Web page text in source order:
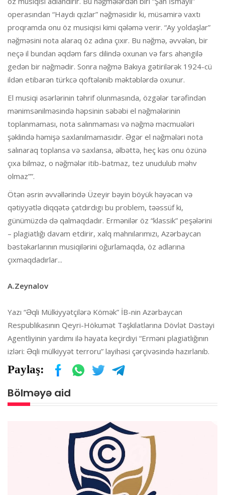
operasından “Haydı qızlar” nəğməsidir ki, müsamirə vaxtı
proqramda onu öz musiqisi kimi qələmə verir. “Ay yoldaşlar”
nəğməsini nota alaraq öz adına çıxır. Bu nəğmə, əvvələn, bir
neçə il bundan əqdəm fars dilində oxunan və fars ahəngilə
gedən bir nəğmədir. Sonra nəğmə Bakıya gətirilərək 1924-cü
ildən etibarən türkcə qoftələnib məktəblərdə oxunur.
El musiqi əsərlərinin təhrif olunmasında, özgələr tərəfindən
mənimsənilməsində həpsinin səbəbi el nəğmələrinin
toplanmaması, nota salınmaması və nəğmə məcmuələri
şəklində həmişə saxlanılmamasıdır. Əgər el nəğmələri nota
salınaraq toplansa və saxlansa, əlbəttə, heç kəs onu özünə
çıxa bilməz, o nəğmələr itib-batmaz, tez unudulub məhv
olmaz””.
Ötən əsrin əvvəllərində Üzeyir bəyin böyük həyəcan və
qətiyyətlə diqqətə çatdırdıgı bu problem, təəssüf ki,
günümüzdə də qalmaqdadır. Ermənilər öz “klassik” peşələrini
– plagiatlığı davam etdirir, xalq mahnılarımızı, Azərbaycan
bəstəkarlarının musiqilərini oğurlamaqda, öz adlarına
çıxmaqdadırlar...
A.Zeynalov
Yazı “Əqli Mülkiyyətçilərə Kömək” İB-nin Azərbaycan
Respublikasının Qeyri-Hökumət Təşkilatlarına Dövlət Dəstəyi
Agentliyinin yardımı ilə həyata keçirdiyi “Erməni plagiatlığının
izləri: Əqli mülkiyyət terroru” layihəsi çərçivəsində hazırlanıb.
Paylaş:
Bölməyə aid